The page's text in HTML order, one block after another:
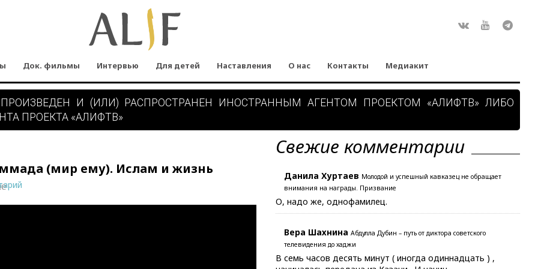
Док. фильмы Интервью Для детей Наставления О нас Контакты Медиакит
И (ИЛИ) РАСПРОСТРАНЕН ИНОСТРАННЫМ АГЕНТОМ ПРОЕКТОМ «АЛИФТВ» ЛИБО
ПРОЕКТА «АЛИФТВ»
(мир ему). Ислам и жизнь
Свежие комментарии
Данила Хуртаев Молодой и успешный кавказец не обращает
внимания на награды. Призвание
О, надо же, однофамилец.
Вера Шахнина Абдулла Дубин – путь от диктора советского
телевидения до хаджи
В семь часов десять минут ( иногда одиннадцать ) ,